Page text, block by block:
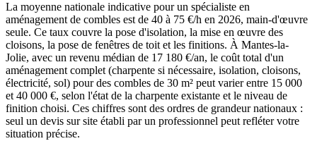
La moyenne nationale indicative pour un spécialiste en
aménagement de combles est de 40 à 75 €/h en 2026, main-d'œuvre
seule. Ce taux couvre la pose d'isolation, la mise en œuvre des
cloisons, la pose de fenêtres de toit et les finitions. À Mantes-la-
Jolie, avec un revenu médian de 17 180 €/an, le coût total d'un
aménagement complet (charpente si nécessaire, isolation, cloisons,
électricité, sol) pour des combles de 30 m² peut varier entre 15 000
et 40 000 €, selon l'état de la charpente existante et le niveau de
finition choisi. Ces chiffres sont des ordres de grandeur nationaux :
seul un devis sur site établi par un professionnel peut refléter votre
situation précise.